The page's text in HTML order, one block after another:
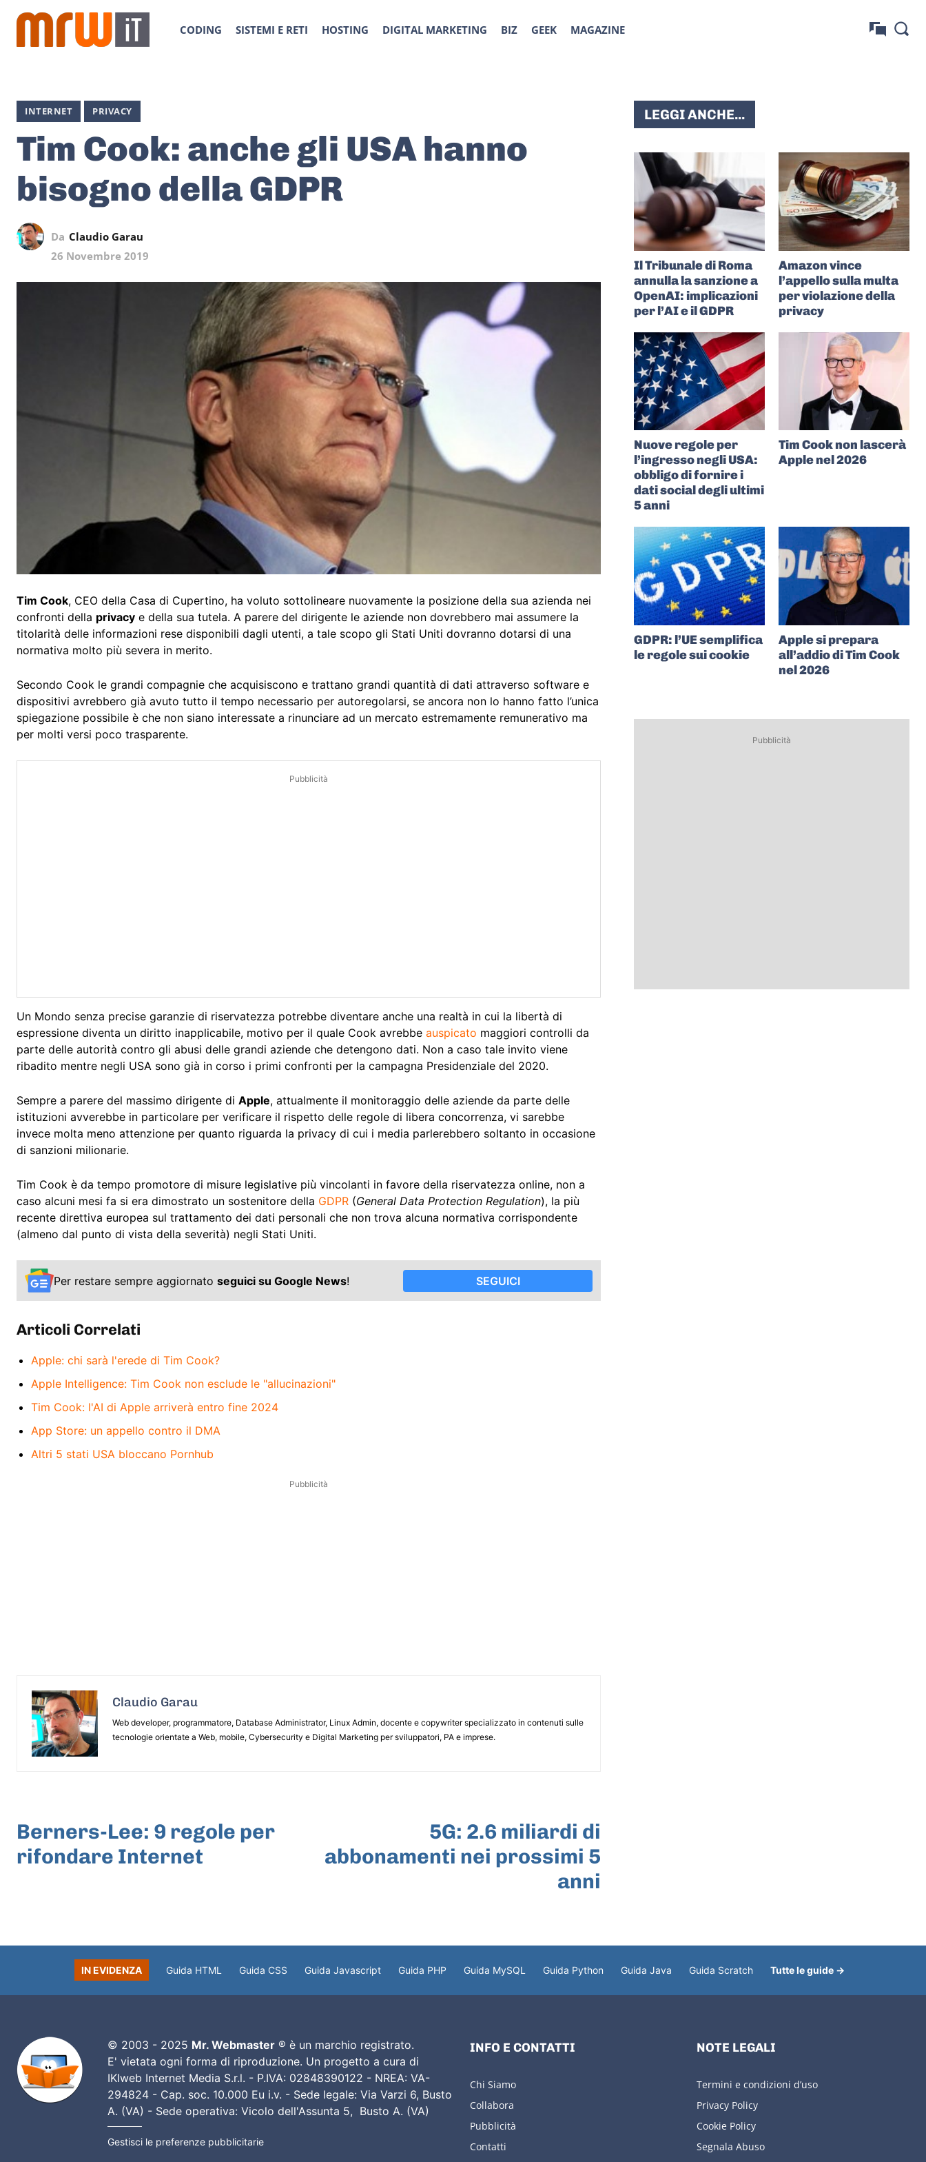
CODING SISTEMI E RETI HOSTING DIGITAL MARKETING BIZ GEEK MAGAZINE
INTERNET PRIVACY
Tim Cook: anche gli USA hanno
bisogno della GDPR
Da Claudio Garau
26 Novembre 2019
Tim Cook, CEO della Casa di Cupertino, ha voluto sottolineare nuovamente la posizione della sua azienda nei
confronti della privacy e della sua tutela. A parere del dirigente le aziende non dovrebbero mai assumere la
titolarità delle informazioni rese disponibili dagli utenti, a tale scopo gli Stati Uniti dovranno dotarsi di una
normativa molto più severa in merito.
Secondo Cook le grandi compagnie che acquisiscono e trattano grandi quantità di dati attraverso software e
dispositivi avrebbero già avuto tutto il tempo necessario per autoregolarsi, se ancora non lo hanno fatto l’unica
spiegazione possibile è che non siano interessate a rinunciare ad un mercato estremamente remunerativo ma
per molti versi poco trasparente.
Pubblicità
Un Mondo senza precise garanzie di riservatezza potrebbe diventare anche una realtà in cui la libertà di
espressione diventa un diritto inapplicabile, motivo per il quale Cook avrebbe auspicato maggiori controlli da
parte delle autorità contro gli abusi delle grandi aziende che detengono dati. Non a caso tale invito viene
ribadito mentre negli USA sono già in corso i primi confronti per la campagna Presidenziale del 2020.
Sempre a parere del massimo dirigente di Apple, attualmente il monitoraggio delle aziende da parte delle
istituzioni avverebbe in particolare per verificare il rispetto delle regole di libera concorrenza, vi sarebbe
invece molta meno attenzione per quanto riguarda la privacy di cui i media parlerebbero soltanto in occasione
di sanzioni milionarie.
Tim Cook è da tempo promotore di misure legislative più vincolanti in favore della riservatezza online, non a
caso alcuni mesi fa si era dimostrato un sostenitore della GDPR (General Data Protection Regulation), la più
recente direttiva europea sul trattamento dei dati personali che non trova alcuna normativa corrispondente
(almeno dal punto di vista della severità) negli Stati Uniti.
Per restare sempre aggiornato seguici su Google News! SEGUICI
Articoli Correlati
Apple: chi sarà l'erede di Tim Cook?
Apple Intelligence: Tim Cook non esclude le "allucinazioni"
Tim Cook: l'AI di Apple arriverà entro fine 2024
App Store: un appello contro il DMA
Altri 5 stati USA bloccano Pornhub
Pubblicità
Claudio Garau
Web developer, programmatore, Database Administrator, Linux Admin, docente e copywriter specializzato in contenuti sulle
tecnologie orientate a Web, mobile, Cybersecurity e Digital Marketing per sviluppatori, PA e imprese.
Berners-Lee: 9 regole per
rifondare Internet
5G: 2.6 miliardi di
abbonamenti nei prossimi 5
anni
LEGGI ANCHE...
Il Tribunale di Roma
annulla la sanzione a
OpenAI: implicazioni
per l’AI e il GDPR
Amazon vince
l’appello sulla multa
per violazione della
privacy
Nuove regole per
l’ingresso negli USA:
obbligo di fornire i
dati social degli ultimi
5 anni
Tim Cook non lascerà
Apple nel 2026
GDPR: l’UE semplifica
le regole sui cookie
Apple si prepara
all’addio di Tim Cook
nel 2026
Pubblicità
IN EVIDENZA Guida HTML Guida CSS Guida Javascript Guida PHP Guida MySQL Guida Python Guida Java Guida Scratch Tutte le guide →
© 2003 - 2025 Mr. Webmaster® è un marchio registrato.
E' vietata ogni forma di riproduzione. Un progetto a cura di
IKIweb Internet Media S.r.l. - P.IVA: 02848390122 - NREA: VA-
294824 - Cap. soc. 10.000 Eu i.v. - Sede legale: Via Varzi 6, Busto
A. (VA) - Sede operativa: Vicolo dell'Assunta 5, Busto A. (VA)
Gestisci le preferenze pubblicitarie
INFO E CONTATTI
Chi Siamo
Collabora
Pubblicità
Contatti
NOTE LEGALI
Termini e condizioni d’uso
Privacy Policy
Cookie Policy
Segnala Abuso